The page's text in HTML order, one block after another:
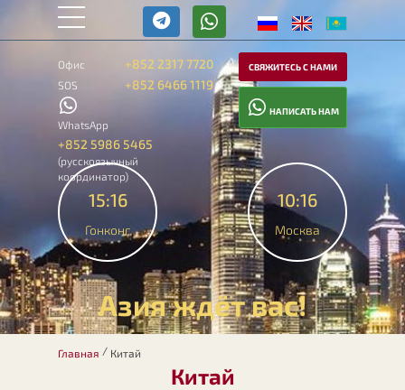
Офис +852 2317 7720
SOS +852 6466 1119
WhatsApp
+852 5986 5465
(русскоязычный
координатор)
СВЯЖИТЕСЬ С НАМИ
НАПИСАТЬ НАМ
15:16
Гонконг
Азия ждёт вас!
10:16
Москва
Главная / Китай
Китай